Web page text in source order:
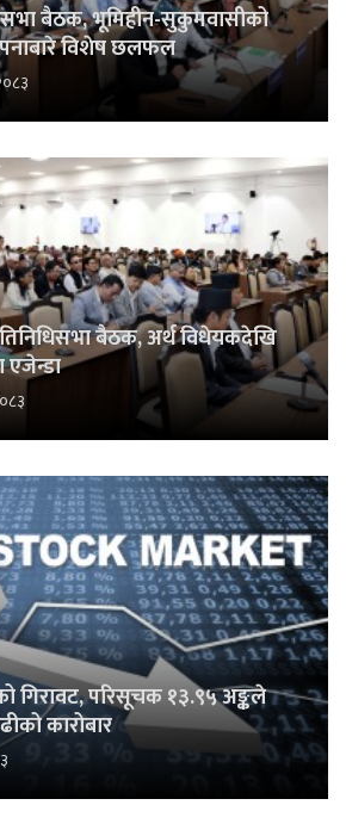
बैठक, भूमिहीन-सुकुमवासीको
विशेष छलफल
बैठक, अर्थ विधेयकदेखि
एजेन्डा
गिरावट, परिसूचक १३.९५ अङ्कले
कारोबार